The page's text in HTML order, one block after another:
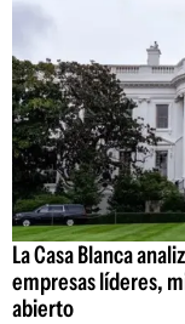
La Casa Blanca
empresas líderes,
abierto